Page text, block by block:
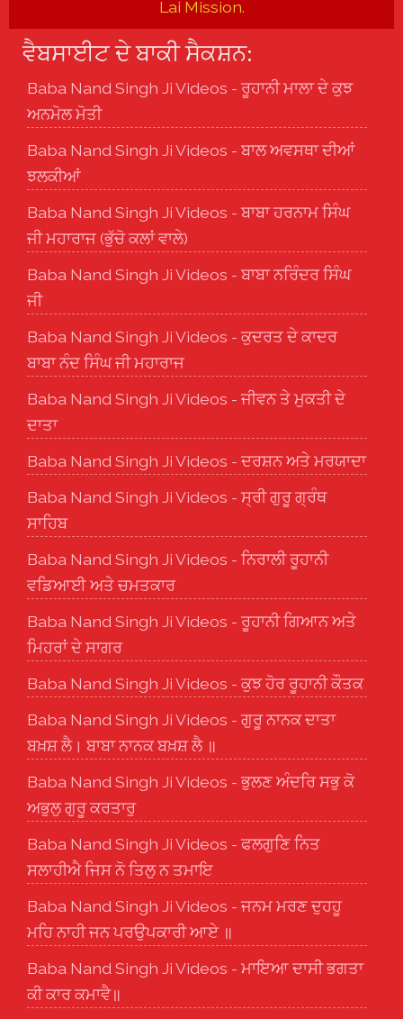
Lai Mission.
ਵੈਬਸਾਈਟ ਦੇ ਬਾਕੀ ਸੈਕਸ਼ਨ:
Baba Nand Singh Ji Videos - ਰੂਹਾਨੀ ਮਾਲਾ ਦੇ ਕੁਝ
ਅਨਮੋਲ ਮੋਤੀ
Baba Nand Singh Ji Videos - ਬਾਲ ਅਵਸਥਾ ਦੀਆਂ
ਝਲਕੀਆਂ
Baba Nand Singh Ji Videos - ਬਾਬਾ ਹਰਨਾਮ ਸਿੰਘ
ਜੀ ਮਹਾਰਾਜ (ਭੁੱਚੋ ਕਲਾਂ ਵਾਲੇ)
Baba Nand Singh Ji Videos - ਬਾਬਾ ਨਰਿੰਦਰ ਸਿੰਘ
ਜੀ
Baba Nand Singh Ji Videos - ਕੁਦਰਤ ਦੇ ਕਾਦਰ
ਬਾਬਾ ਨੰਦ ਸਿੰਘ ਜੀ ਮਹਾਰਾਜ
Baba Nand Singh Ji Videos - ਜੀਵਨ ਤੇ ਮੁਕਤੀ ਦੇ
ਦਾਤਾ
Baba Nand Singh Ji Videos - ਦਰਸ਼ਨ ਅਤੇ ਮਰਯਾਦਾ
Baba Nand Singh Ji Videos - ਸ੍ਰੀ ਗੁਰੂ ਗ੍ਰੰਥ
ਸਾਹਿਬ
Baba Nand Singh Ji Videos - ਨਿਰਾਲੀ ਰੂਹਾਨੀ
ਵਡਿਆਈ ਅਤੇ ਚਮਤਕਾਰ
Baba Nand Singh Ji Videos - ਰੂਹਾਨੀ ਗਿਆਨ ਅਤੇ
ਮਿਹਰਾਂ ਦੇ ਸਾਗਰ
Baba Nand Singh Ji Videos - ਕੁਝ ਹੋਰ ਰੂਹਾਨੀ ਕੌਤਕ
Baba Nand Singh Ji Videos - ਗੁਰੂ ਨਾਨਕ ਦਾਤਾ
ਬਖ਼ਸ਼ ਲੈ। ਬਾਬਾ ਨਾਨਕ ਬਖ਼ਸ਼ ਲੈ ॥
Baba Nand Singh Ji Videos - ਭੁਲਣ ਅੰਦਰਿ ਸਭੁ ਕੋ
ਅਭੁਲੁ ਗੁਰੂ ਕਰਤਾਰੁ
Baba Nand Singh Ji Videos - ਫਲਗੁਣਿ ਨਿਤ
ਸਲਾਹੀਐ ਜਿਸ ਨੋ ਤਿਲੁ ਨ ਤਮਾਇ
Baba Nand Singh Ji Videos - ਜਨਮ ਮਰਣ ਦੁਹਹੂ
ਮਹਿ ਨਾਹੀ ਜਨ ਪਰਉਪਕਾਰੀ ਆਏ ॥
Baba Nand Singh Ji Videos - ਮਾਇਆ ਦਾਸੀ ਭਗਤਾ
ਕੀ ਕਾਰ ਕਮਾਵੈ॥